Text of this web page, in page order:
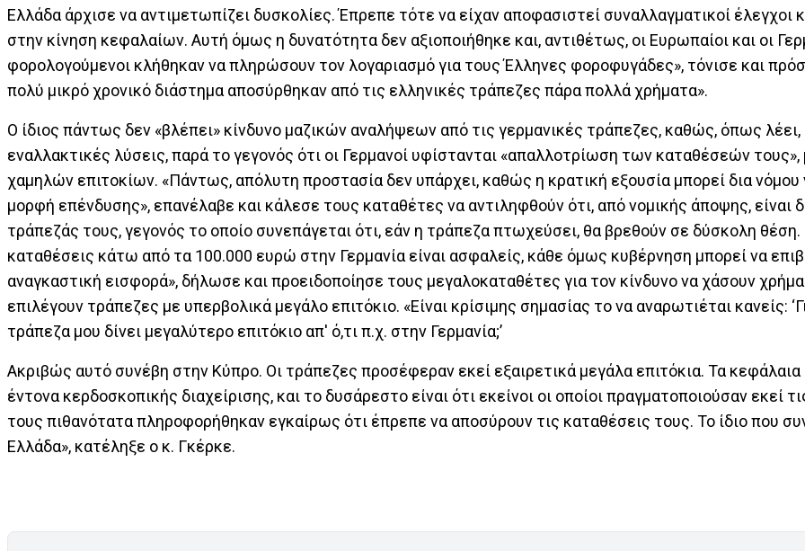
Ελλάδα άρχισε να αντιμετωπίζει δυσκολίες. Έπρεπε τότε να είχαν αποφασιστεί συναλλαγματικοί έλεγχοι
στην κίνηση κεφαλαίων. Αυτή όμως η δυνατότητα δεν αξιοποιήθηκε και, αντιθέτως, οι Ευρωπαίοι και οι
φορολογούμενοι κλήθηκαν να πληρώσουν τον λογαριασμό για τους Έλληνες φοροφυγάδες», τόνισε και
πολύ μικρό χρονικό διάστημα αποσύρθηκαν από τις ελληνικές τράπεζες πάρα πολλά χρήματα».
Ο ίδιος πάντως δεν «βλέπει» κίνδυνο μαζικών αναλήψεων από τις γερμανικές τράπεζες, καθώς, όπως
εναλλακτικές λύσεις, παρά το γεγονός ότι οι Γερμανοί υφίστανται «απαλλοτρίωση των καταθέσεών
χαμηλών επιτοκίων. «Πάντως, απόλυτη προστασία δεν υπάρχει, καθώς η κρατική εξουσία μπορεί δια νόμου
μορφή επένδυσης», επανέλαβε και κάλεσε τους καταθέτες να αντιληφθούν ότι, από νομικής άποψης, είναι
τράπεζάς τους, γεγονός το οποίο συνεπάγεται ότι, εάν η τράπεζα πτωχεύσει, θα βρεθούν σε δύσκολη θέση.
καταθέσεις κάτω από τα 100.000 ευρώ στην Γερμανία είναι ασφαλείς, κάθε όμως κυβέρνηση μπορεί να
αναγκαστική εισφορά», δήλωσε και προειδοποίησε τους μεγαλοκαταθέτες για τον κίνδυνο να χάσουν
επιλέγουν τράπεζες με υπερβολικά μεγάλο επιτόκιο. «Είναι κρίσιμης σημασίας το να αναρωτιέται κανείς:
τράπεζα μου δίνει μεγαλύτερο επιτόκιο απ' ό,τι π.χ. στην Γερμανία;’
Ακριβώς αυτό συνέβη στην Κύπρο. Οι τράπεζες προσέφεραν εκεί εξαιρετικά μεγάλα επιτόκια. Τα κεφάλαια
έντονα κερδοσκοπικής διαχείρισης, και το δυσάρεστο είναι ότι εκείνοι οι οποίοι πραγματοποιούσαν εκεί
τους πιθανότατα πληροφορήθηκαν εγκαίρως ότι έπρεπε να αποσύρουν τις καταθέσεις τους. Το ίδιο που
Ελλάδα», κατέληξε ο κ. Γκέρκε.